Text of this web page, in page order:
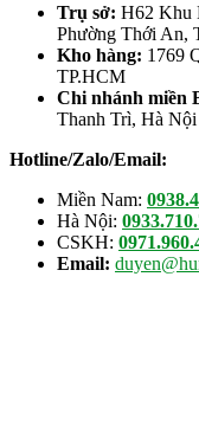
Trụ sở: H62 Khu
Phường Thới An,
Kho hàng: 1769
TP.HCM
Chi nhánh miền
Thanh Trì, Hà Nội
Hotline/Zalo/Email:
Miền Nam:
Hà Nội:
CSKH:
Email: